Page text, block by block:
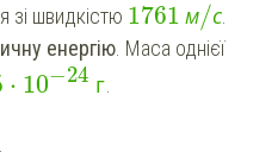
зі швидкістю 1761 м/с.
енергію . Маса однієї
⋅ 10−24 г